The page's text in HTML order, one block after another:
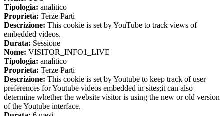
Tipologia: analitico
Proprieta: Terze Parti
Descrizione: This cookie is set by YouTube to track views of
embedded videos.
Durata: Sessione
Nome: VISITOR_INFO1_LIVE
Tipologia: analitico
Proprieta: Terze Parti
Descrizione: This cookie is set by Youtube to keep track of user
preferences for Youtube videos embedded in sites;it can also
determine whether the website visitor is using the new or old version
of the Youtube interface.